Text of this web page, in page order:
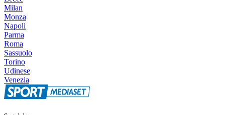
Milan
Monza
Napoli
Parma
Roma
Sassuolo
Torino
Udinese
Venezia